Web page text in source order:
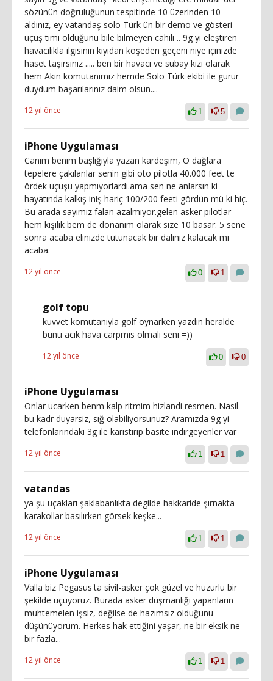
sözünün doğruluğunun tespitinde 10 üzerinden 10
aldınız, ey vatandaş solo Türk ün bir demo ve gösteri
uçuş timi olduğunu bile bilmeyen cahili .. 9g yi eleştiren
havacılıkla ilgisinin kıyıdan köşeden geçeni niye içinizde
haset taşırsınız ..... ben bir havacı ve subay kızı olarak
hem Akın komutanımız hemde Solo Türk ekibi ile gurur
duydum başarılarınız daim olsun....
12 yıl önce 1 5
iPhone Uygulaması
Canım benim başlığıyla yazan kardeşim, O dağlara
tepelere çakılanlar senin gibi oto pilotla 40.000 feet te
ördek uçuşu yapmıyorlardı.ama sen ne anlarsın ki
hayatında kalkış iniş hariç 100/200 feeti gördün mü ki hiç.
Bu arada sayımız falan azalmıyor.gelen asker pilotlar
hem kişilik bem de donanım olarak size 10 basar. 5 sene
sonra acaba elinizde tutunacak bir dalınız kalacak mı
acaba.
12 yıl önce 0 1
golf topu
kuvvet komutanıyla golf oynarken yazdın heralde
bunu acık hava carpmıs olmalı seni =))
12 yıl önce 0 0
iPhone Uygulaması
Onlar ucarken benm kalp ritmim hizlandi resmen. Nasil
bu kadr duyarsiz, sığ olabiliyorsunuz? Aramızda 9g yi
telefonlarindaki 3g ile karistirip basite indirgeyenler var
12 yıl önce 1 1
vatandas
ya şu uçakları şaklabanlıkta degilde hakkaride şırnakta
karakollar basılırken görsek keşke...
12 yıl önce 1 1
iPhone Uygulaması
Valla biz Pegasus'ta sivil-asker çok güzel ve huzurlu bir
şekilde uçuyoruz. Burada asker düşmanlığı yapanların
muhtemelen işsiz, değilse de hazımsız olduğunu
düşünüyorum. Herkes hak ettiğini yaşar, ne bir eksik ne
bir fazla...
12 yıl önce 1 1